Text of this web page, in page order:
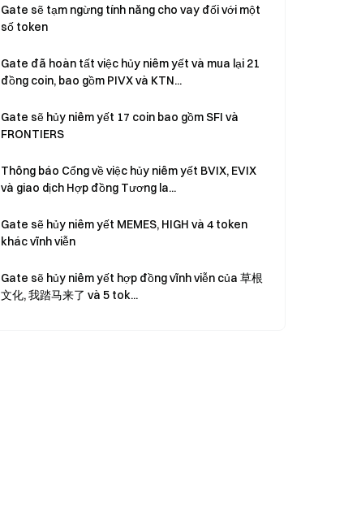
Gate sẽ tạm ngừng tính năng cho vay đối với một
số token
Gate đã hoàn tất việc hủy niêm yết và mua lại 21
đồng coin, bao gồm PIVX và KTN...
Gate sẽ hủy niêm yết 17 coin bao gồm SFI và
FRONTIERS
Thông báo Cổng về việc hủy niêm yết BVIX, EVIX
và giao dịch Hợp đồng Tương la...
Gate sẽ hủy niêm yết MEMES, HIGH và 4 token
khác vĩnh viễn
Gate sẽ hủy niêm yết hợp đồng vĩnh viễn của 草根
文化, 我踏马来了 và 5 tok...